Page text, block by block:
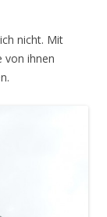
nicht. Mit
von ihnen